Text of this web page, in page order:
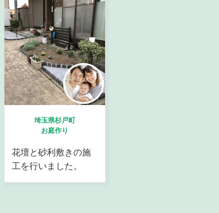
埼玉県杉戸町
お庭作り
花壇と砂利敷きの施
工を行いました。